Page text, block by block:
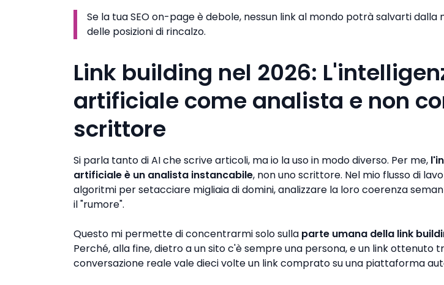
Se la tua SEO on-page è debole, nessun link al mondo potrà salvarti dalla
delle posizioni di rincalzo.
Link building nel 2026:
artificiale come analista e non
scrittore
Si parla tanto di AI che scrive articoli, ma io la uso in modo diverso. Per me,
artificiale è un analista instancabile, non uno scrittore. Nel mio flusso di
algoritmi per setacciare migliaia di domini, analizzare la loro coerenza
il "rumore".
Questo mi permette di concentrarmi solo sulla parte umana della link
Perché, alla fine, dietro a un sito c'è sempre una persona, e un link ottenuto
conversazione reale vale dieci volte un link comprato su una piattaforma